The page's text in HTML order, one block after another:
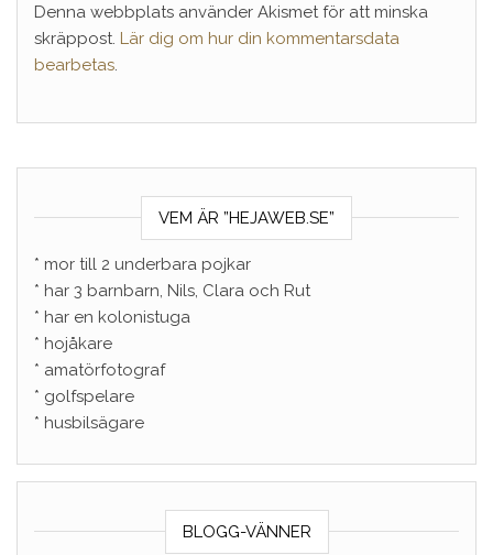
Denna webbplats använder Akismet för att minska
skräppost. Lär dig om hur din kommentarsdata
bearbetas
VEM ÄR ”HEJAWEB.SE”
* mor till 2 underbara pojkar
* har 3 barnbarn, Nils, Clara och Rut
* har en kolonistuga
* hojåkare
* amatörfotograf
* golfspelare
* husbilsägare
BLOGG-VÄNNER